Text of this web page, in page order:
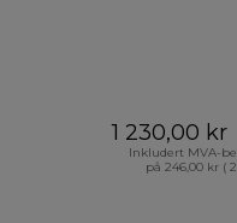
1 230,00 kr
Inkludert MVA-
på 246,00 kr (